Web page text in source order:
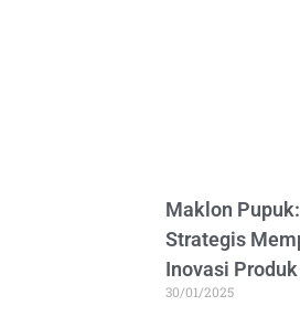
Maklon
Strategis
Inovasi
30/01/2025